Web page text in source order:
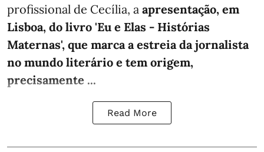
profissional de Cecília, a apresentação, em
Lisboa, do livro 'Eu e Elas - Histórias
Maternas', que marca a estreia da jornalista
no mundo literário e tem origem,
precisamente ...
Read More